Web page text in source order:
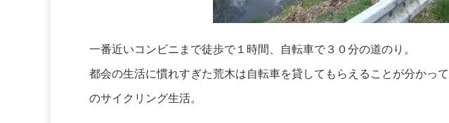
一番近いコンビニまで徒歩で１時間、自転車で３０分の道のり。
都会の生活に慣れすぎた荒木は自転車を貸してもらえることが分かっ
のサイクリング生活。